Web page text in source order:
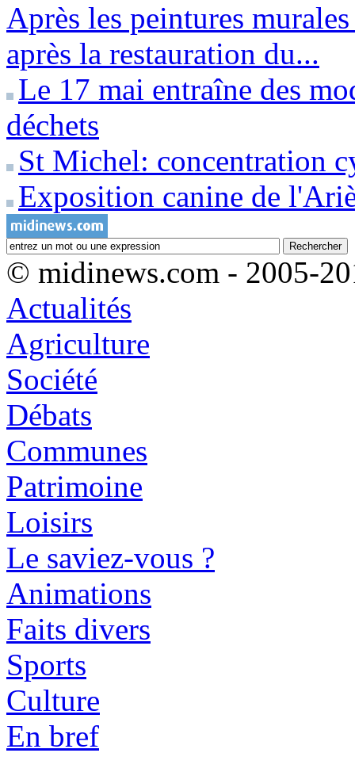
Après les peintures
après la restauration du...
Le 17 mai entraîne des
déchets
St Michel: concentration
Exposition canine de
© midinews.com - 2005-
Actualités
Agriculture
Société
Débats
Communes
Patrimoine
Loisirs
Le saviez-vous ?
Animations
Faits divers
Sports
Culture
En bref